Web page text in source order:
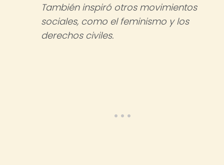
También inspiró otros movimientos
sociales, como el feminismo y los
derechos civiles.